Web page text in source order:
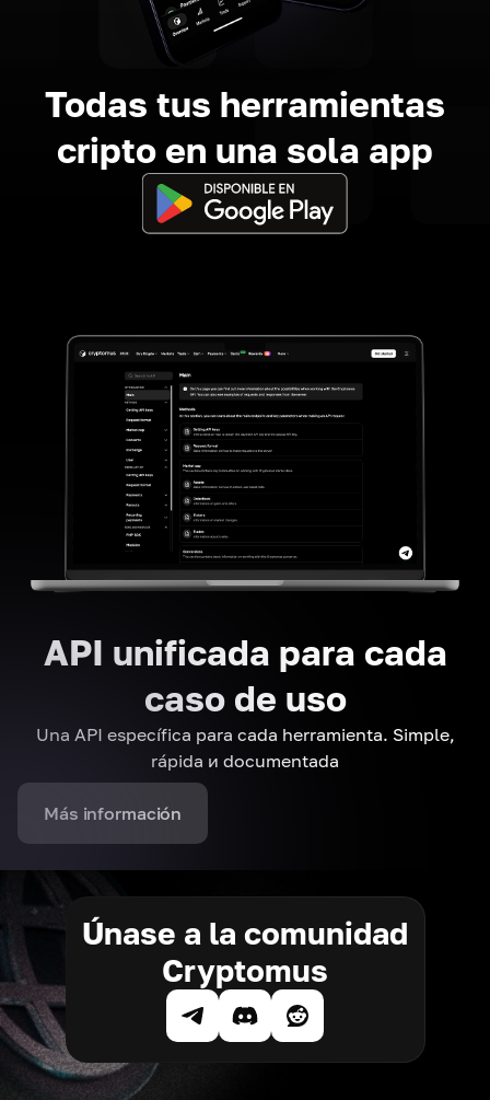
Todas tus herramientas
cripto en una sola app
API unificada para cada
caso de uso
Una API específica para cada herramienta. Simple,
rápida и documentada
Más información
Únase a la comunidad
Cryptomus